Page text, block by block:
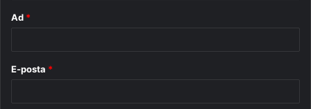
Ad *
E-posta *